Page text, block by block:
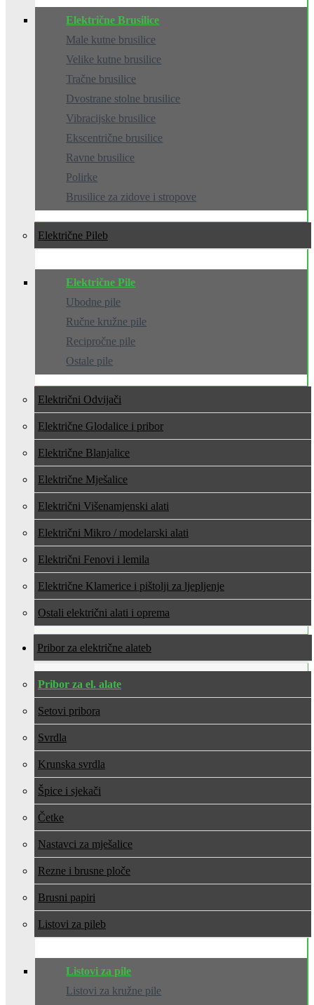
Električne Brusilice
Male kutne brusilice
Velike kutne brusilice
Tračne brusilice
Dvostrane stolne brusilice
Vibracijske brusilice
Ekscentrične brusilice
Ravne brusilice
Polirke
Brusilice za zidove i stropove
Električne Pile
Električne Pile
Ubodne pile
Ručne kružne pile
Recipročne pile
Ostale pile
Električni Odvijači
Električne Glodalice i pribor
Električne Blanjalice
Električne Mješalice
Električni Višenamjenski alati
Električni Mikro / modelarski alati
Električni Fenovi i lemila
Električne Klamerice i pištolji za ljepljenje
Ostali električni alati i oprema
Pribor za električne alate
Pribor za el. alate
Setovi pribora
Svrdla
Krunska svrdla
Špice i sjekači
Četke
Nastavci za mješalice
Rezne i brusne ploče
Brusni papiri
Listovi za pile
Listovi za pile
Listovi za kružne pile